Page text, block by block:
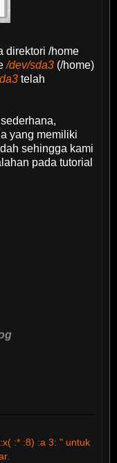
direktori /home
/dev/sda3 (/home)
telah
yang memiliki
sehingga kami
pada tutorial
:* :8) :a 3: " untuk